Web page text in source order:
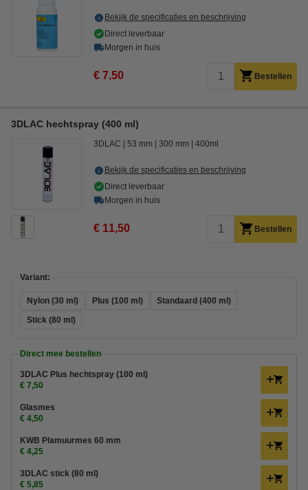
Bekijk de specificaties en beschrijving
Direct leverbaar
Morgen in huis
€ 7,50 Bestellen
3DLAC hechtspray (400 ml)
3DLAC 53 mm 300 mm 400ml
Bekijk de specificaties en beschrijving
Direct leverbaar
Morgen in huis
€ 11,50 Bestellen
Variant:
Nylon (30 ml) Plus (100 ml)
Standaard (400 ml)
Stick (80 ml)
Direct mee bestellen
3DLAC Plus hechtspray (100 ml)
€ 7,50
Glasmes
€ 4,50
KWB Plamuurmes 60 mm
€ 4,25
3DLAC stick (80 ml)
€ 5,85